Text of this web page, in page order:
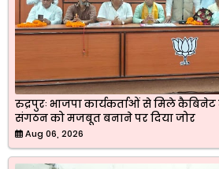
रुद्रपुरः भाजपा कार्यकर्ताओं से मिले
संगठन को मजबूत बनाने पर दिया जोर
Aug 06, 2026